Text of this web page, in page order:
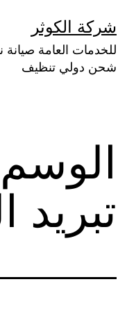
إلى
المحتوى
شركة الكوثر
للخدمات العامة
شحن دولي تنظيف
تبريد